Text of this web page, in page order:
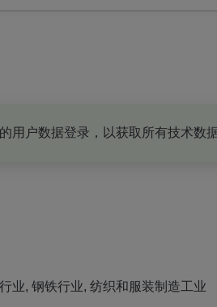
用户数据登录，以获取所有技术数
业, 钢铁行业, 纺织和服装制造工业